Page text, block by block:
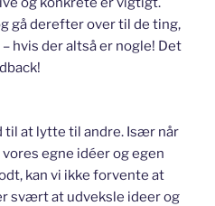
gå derefter over til de ting,
hvis der altså er nogle! Det
til at lytte til andre. Især når
egne idéer og egen
kan vi ikke forvente at
svært at udveksle ideer og